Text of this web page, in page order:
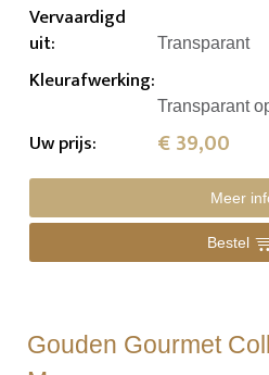
Vervaardigd
uit: Transparant
Kleurafwerking:
Transparant
Uw prijs: € 39,00
Meer
Bestel
Gouden Gourmet